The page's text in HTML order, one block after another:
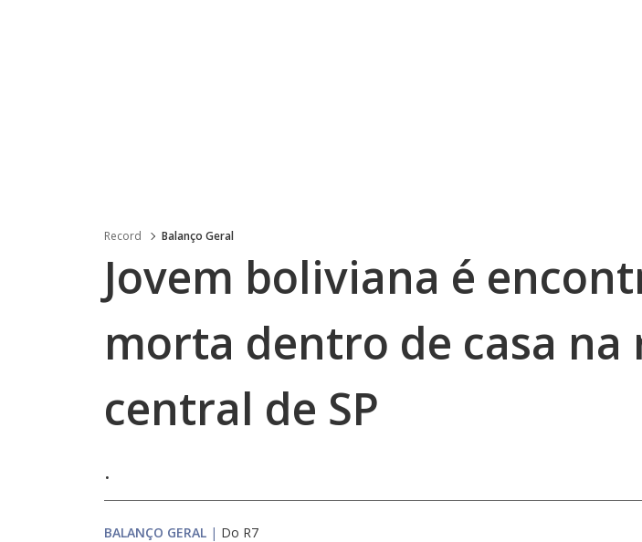
Record Balanço Geral
Jovem boliviana é
morta dentro de casa na
central de SP
.
BALANÇO GERAL | Do R7